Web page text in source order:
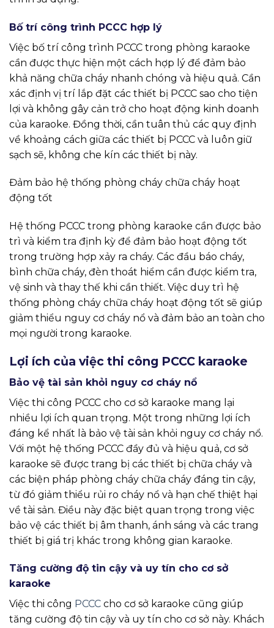
Bố trí công trình PCCC hợp lý
Việc bố trí công trình PCCC trong phòng karaoke
cần được thực hiện một cách hợp lý để đảm bảo
khả năng chữa cháy nhanh chóng và hiệu quả. Cần
xác định vị trí lắp đặt các thiết bị PCCC sao cho tiện
lợi và không gây cản trở cho hoạt động kinh doanh
của karaoke. Đồng thời, cần tuân thủ các quy định
về khoảng cách giữa các thiết bị PCCC và luôn giữ
sạch sẽ, không che kín các thiết bị này.
Đảm bảo hệ thống phòng cháy chữa cháy hoạt
động tốt
Hệ thống PCCC trong phòng karaoke cần được bảo
trì và kiểm tra định kỳ để đảm bảo hoạt động tốt
trong trường hợp xảy ra cháy. Các đầu báo cháy,
bình chữa cháy, đèn thoát hiểm cần được kiểm tra,
vệ sinh và thay thế khi cần thiết. Việc duy trì hệ
thống phòng cháy chữa cháy hoạt động tốt sẽ giúp
giảm thiểu nguy cơ cháy nổ và đảm bảo an toàn cho
mọi người trong karaoke.
Lợi ích của việc thi công PCCC karaoke
Bảo vệ tài sản khỏi nguy cơ cháy nổ
Việc thi công PCCC cho cơ sở karaoke mang lại
nhiều lợi ích quan trọng. Một trong những lợi ích
đáng kể nhất là bảo vệ tài sản khỏi nguy cơ cháy nổ.
Với một hệ thống PCCC đầy đủ và hiệu quả, cơ sở
karaoke sẽ được trang bị các thiết bị chữa cháy và
các biện pháp phòng cháy chữa cháy đáng tin cậy,
từ đó giảm thiểu rủi ro cháy nổ và hạn chế thiệt hại
về tài sản. Điều này đặc biệt quan trọng trong việc
bảo vệ các thiết bị âm thanh, ánh sáng và các trang
thiết bị giá trị khác trong không gian karaoke.
Tăng cường độ tin cậy và uy tín cho cơ sở
karaoke
Việc thi công PCCC cho cơ sở karaoke cũng giúp
tăng cường độ tin cậy và uy tín cho cơ sở này. Khách